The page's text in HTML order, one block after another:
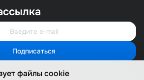
Подписаться
Свяжитесь с нами
Мы онлайн и готовы помочь
Позвонить нам
файлы cookie